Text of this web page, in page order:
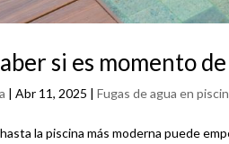
si es momento
|Abr 11, 2025 |Fugas de agua en
la piscina más moderna puede